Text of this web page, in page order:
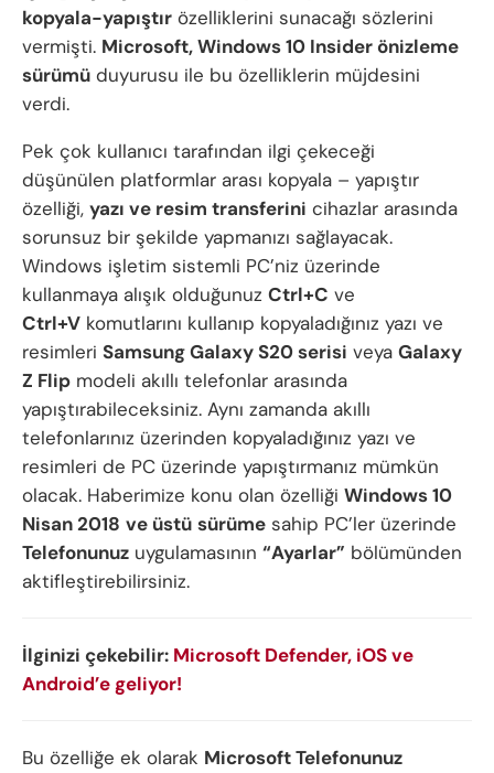
kopyala-yapıştır özelliklerini sunacağı sözlerini
vermişti. Microsoft, Windows 10 Insider önizleme
sürümü duyurusu ile bu özelliklerin müjdesini
verdi.
Pek çok kullanıcı tarafından ilgi çekeceği
düşünülen platformlar arası kopyala – yapıştır
özelliği, yazı ve resim transferini cihazlar arasında
sorunsuz bir şekilde yapmanızı sağlayacak.
Windows işletim sistemli PC’niz üzerinde
kullanmaya alışık olduğunuz Ctrl+C ve
Ctrl+V komutlarını kullanıp kopyaladığınız yazı ve
resimleri Samsung Galaxy S20 serisi veya Galaxy
Z Flip modeli akıllı telefonlar arasında
yapıştırabileceksiniz. Aynı zamanda akıllı
telefonlarınız üzerinden kopyaladığınız yazı ve
resimleri de PC üzerinde yapıştırmanız mümkün
olacak. Haberimize konu olan özelliği Windows 10
Nisan 2018 ve üstü sürüme sahip PC’ler üzerinde
Telefonunuz uygulamasının “Ayarlar” bölümünden
aktifleştirebilirsiniz.
İlginizi çekebilir: Microsoft Defender, iOS ve
Android’e geliyor!
Bu özelliğe ek olarak Microsoft Telefonunuz